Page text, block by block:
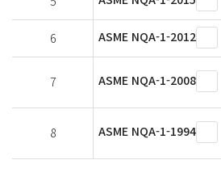
6 ASME NQA-1-2012
7 ASME NQA-1-2008
8 ASME NQA-1-1994